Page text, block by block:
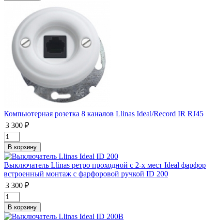
Компьютерная розетка 8 каналов Llinas Ideal/Record IR RJ45
3 300 ₽
Выключатель Llinas ретро проходной с 2-х мест Ideal фарфор
встроенный монтаж с фарфоровой ручкой ID 200
3 300 ₽